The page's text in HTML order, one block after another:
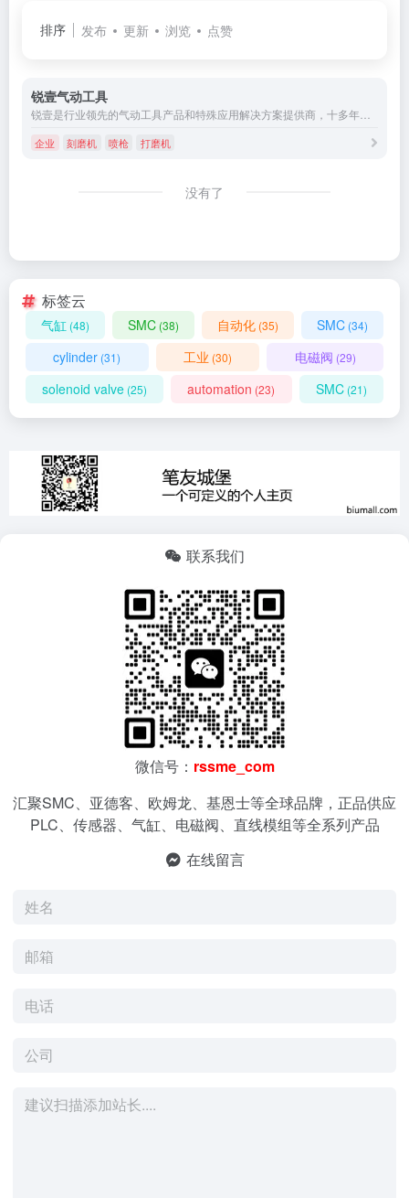
排序 发布 更新 浏览 点赞
锐壹气动工具
企业 刻磨机 喷枪 打磨机
没有了
标签云
气缸 (48) SMC (38) 自动化 (35) SMC (34)
cylinder (31) 工业 (30) 电磁阀 (29)
solenoid valve (25) automation (23) SMC(21)
联系我们
微信号： rssme_com
汇聚SMC、亚德客、欧姆龙、基恩士等全球品牌，正品供应
PLC、传感器、气缸、电磁阀、直线模组等全系列产品
在线留言